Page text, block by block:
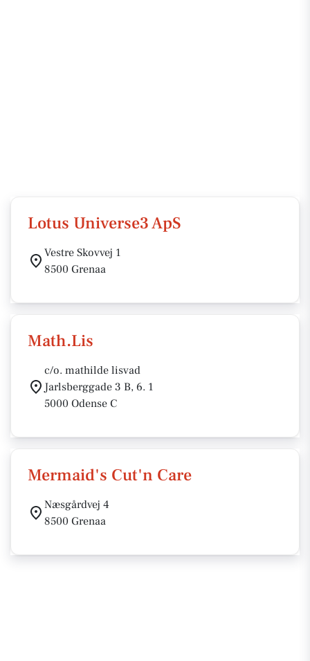
Lotus Universe3 ApS
Vestre Skovvej 1
8500 Grenaa
Math.Lis
c/o. mathilde lisvad
Jarlsberggade 3 B, 6. 1
5000 Odense C
Mermaid's Cut'n Care
Næsgårdvej 4
8500 Grenaa